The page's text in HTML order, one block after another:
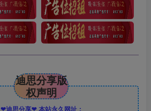
迪思分享版
权声明
❤迪思分享❤ 本站永久网址：